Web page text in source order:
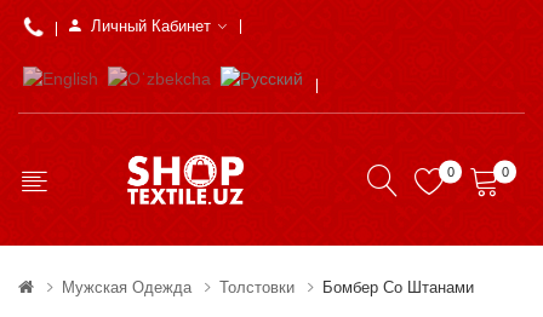
Личный Кабинет
0 0
Мужская Одежда Толстовки Бомбер Со Штанами